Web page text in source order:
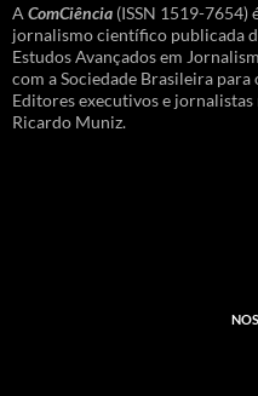
A ComCiência (ISSN 1519-7654)
jornalismo científico publicada
Estudos Avançados em
com a Sociedade Brasileira para
Editores executivos e
Ricardo Muniz.